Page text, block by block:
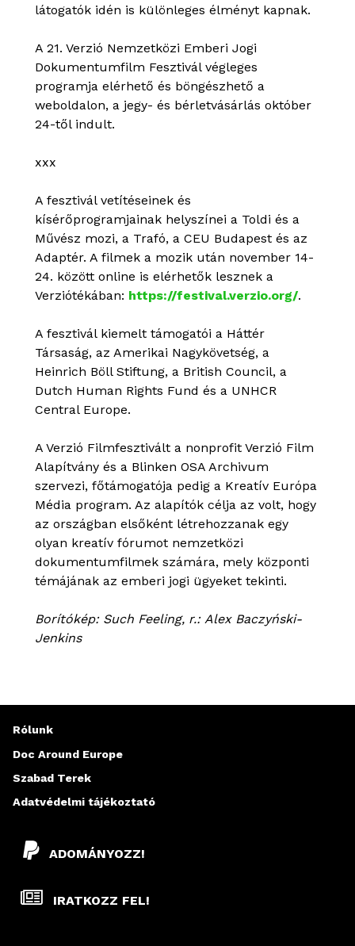
látogatók idén is különleges élményt kapnak.
A 21. Verzió Nemzetközi Emberi Jogi
Dokumentumfilm Fesztivál végleges
programja elérhető és böngészhető a
weboldalon, a jegy- és bérletvásárlás október
24-től indult.
xxx
A fesztivál vetítéseinek és
kísérőprogramjainak helyszínei a Toldi és a
Művész mozi, a Trafó, a CEU Budapest és az
Adaptér. A filmek a mozik után november 14-
24. között online is elérhetők lesznek a
Verziótékában: https://festival.verzio.org/.
A fesztivál kiemelt támogatói a Háttér
Társaság, az Amerikai Nagykövetség, a
Heinrich Böll Stiftung, a British Council, a
Dutch Human Rights Fund és a UNHCR
Central Europe.
A Verzió Filmfesztivált a nonprofit Verzió Film
Alapítvány és a Blinken OSA Archivum
szervezi, főtámogatója pedig a Kreatív Európa
Média program. Az alapítók célja az volt, hogy
az országban elsőként létrehozzanak egy
olyan kreatív fórumot nemzetközi
dokumentumfilmek számára, mely központi
témájának az emberi jogi ügyeket tekinti.
Borítókép: Such Feeling, r.: Alex Baczyński-
Jenkins
ADOMÁNYOZZ!
IRATKOZZ FEL!
Rólunk
Doc Around Europe
Szabad Terek
Adatvédelmi tájékoztató